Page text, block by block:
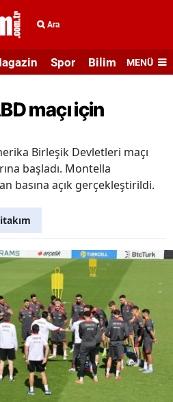
Ara
Spor Bilim veMENÜ
maçı için
Birleşik Devletleri maçı
başladı. Montella
basına açık gerçekleştirildi.